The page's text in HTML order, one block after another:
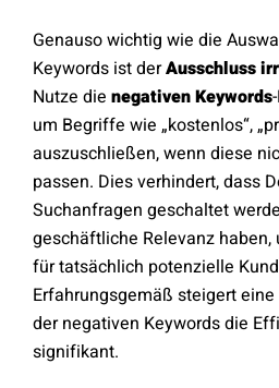
Genauso wichtig wie die
Keywords ist derAusschluss
Nutze die negativen Keywords
um Begriffe wie „kostenlos“,
auszuschließen, wenn diese
passen. Dies verhindert, dass
Suchanfragen geschaltet
geschäftliche Relevanz
für tatsächlich potenzielle
Erfahrungsgemäß steigert
der negativen Keywords die
signifikant.